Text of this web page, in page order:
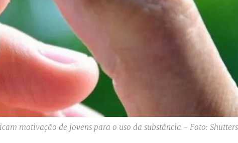
motivação de jovens para o uso da substância - Foto: